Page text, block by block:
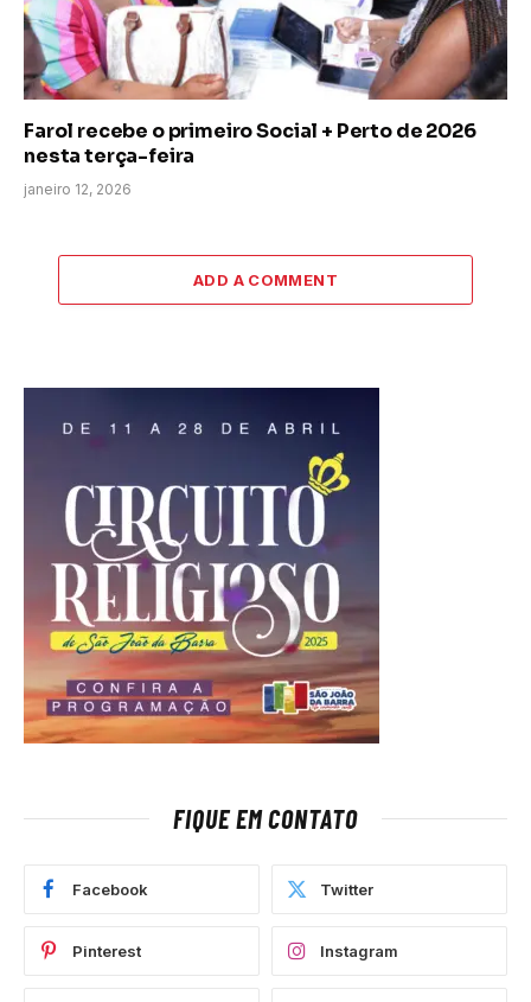
Farol recebe o primeiro Social + Perto de 2026
nesta terça-feira
janeiro 12, 2026
ADD A COMMENT
FIQUE EM CONTATO
Facebook Twitter
Pinterest Instagram